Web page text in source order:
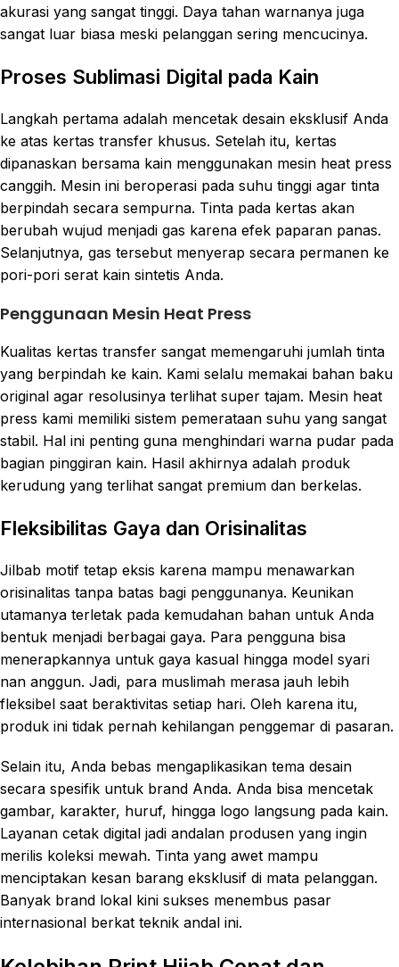
akurasi yang sangat tinggi. Daya tahan warnanya juga
sangat luar biasa meski pelanggan sering mencucinya.
Proses Sublimasi Digital pada Kain
Langkah pertama adalah mencetak desain eksklusif Anda
ke atas kertas transfer khusus. Setelah itu, kertas
dipanaskan bersama kain menggunakan mesin heat press
canggih. Mesin ini beroperasi pada suhu tinggi agar tinta
berpindah secara sempurna. Tinta pada kertas akan
berubah wujud menjadi gas karena efek paparan panas.
Selanjutnya, gas tersebut menyerap secara permanen ke
pori-pori serat kain sintetis Anda.
Penggunaan Mesin Heat Press
Kualitas kertas transfer sangat memengaruhi jumlah tinta
yang berpindah ke kain. Kami selalu memakai bahan baku
original agar resolusinya terlihat super tajam. Mesin heat
press kami memiliki sistem pemerataan suhu yang sangat
stabil. Hal ini penting guna menghindari warna pudar pada
bagian pinggiran kain. Hasil akhirnya adalah produk
kerudung yang terlihat sangat premium dan berkelas.
Fleksibilitas Gaya dan Orisinalitas
Jilbab motif tetap eksis karena mampu menawarkan
orisinalitas tanpa batas bagi penggunanya. Keunikan
utamanya terletak pada kemudahan bahan untuk Anda
bentuk menjadi berbagai gaya. Para pengguna bisa
menerapkannya untuk gaya kasual hingga model syari
nan anggun. Jadi, para muslimah merasa jauh lebih
fleksibel saat beraktivitas setiap hari. Oleh karena itu,
produk ini tidak pernah kehilangan penggemar di pasaran.
Selain itu, Anda bebas mengaplikasikan tema desain
secara spesifik untuk brand Anda. Anda bisa mencetak
gambar, karakter, huruf, hingga logo langsung pada kain.
Layanan cetak digital jadi andalan produsen yang ingin
merilis koleksi mewah. Tinta yang awet mampu
menciptakan kesan barang eksklusif di mata pelanggan.
Banyak brand lokal kini sukses menembus pasar
internasional berkat teknik andal ini.